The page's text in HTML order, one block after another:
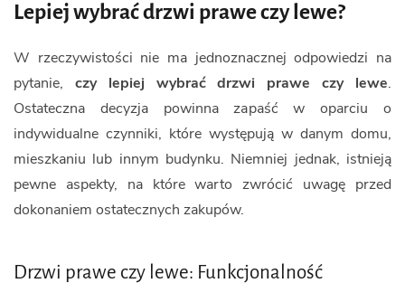
Lepiej wybrać drzwi prawe czy lewe?
W rzeczywistości nie ma jednoznacznej odpowiedzi na
pytanie, czy lepiej wybrać drzwi prawe czy lewe.
Ostateczna decyzja powinna zapaść w oparciu o
indywidualne czynniki, które występują w danym domu,
mieszkaniu lub innym budynku. Niemniej jednak, istnieją
pewne aspekty, na które warto zwrócić uwagę przed
dokonaniem ostatecznych zakupów.
Drzwi prawe czy lewe: Funkcjonalność